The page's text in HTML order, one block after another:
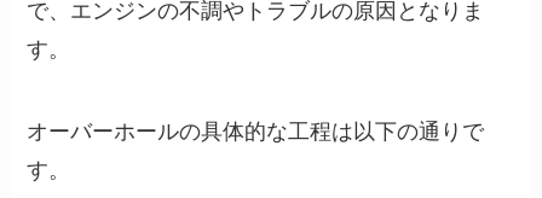
で、エンジンの不調やトラブルの原因となりま
す。
オーバーホールの具体的な工程は以下の通りで
す。